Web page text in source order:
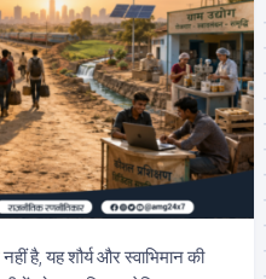
है, यह शौर्य और स्वाभिमान की